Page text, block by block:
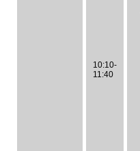
10:10-
11:40